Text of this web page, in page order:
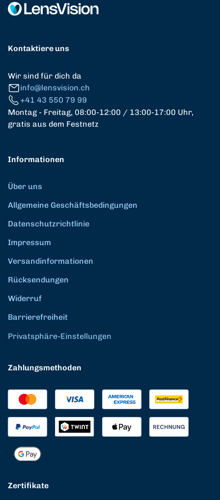
Kontaktiere uns
Wir sind für dich da
info@lensvision.ch
+41 43 550 79 99
Montag - Freitag, 08:00-12:00 / 13:00-17:00 Uhr,
gratis aus dem Festnetz
Informationen
Über uns
Allgemeine Geschäftsbedingungen
Datenschutzrichtlinie
Impressum
Versandinformationen
Rücksendungen
Widerruf
Barrierefreiheit
Privatsphäre-Einstellungen
Zahlungsmethoden
Zertifikate